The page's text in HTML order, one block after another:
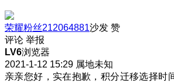
荣耀粉丝212064881沙发 赞
评论 举报
LV6浏览器
2021-1-12 15:29 属地未知
亲亲您好，实在抱歉，积分迁移选择时